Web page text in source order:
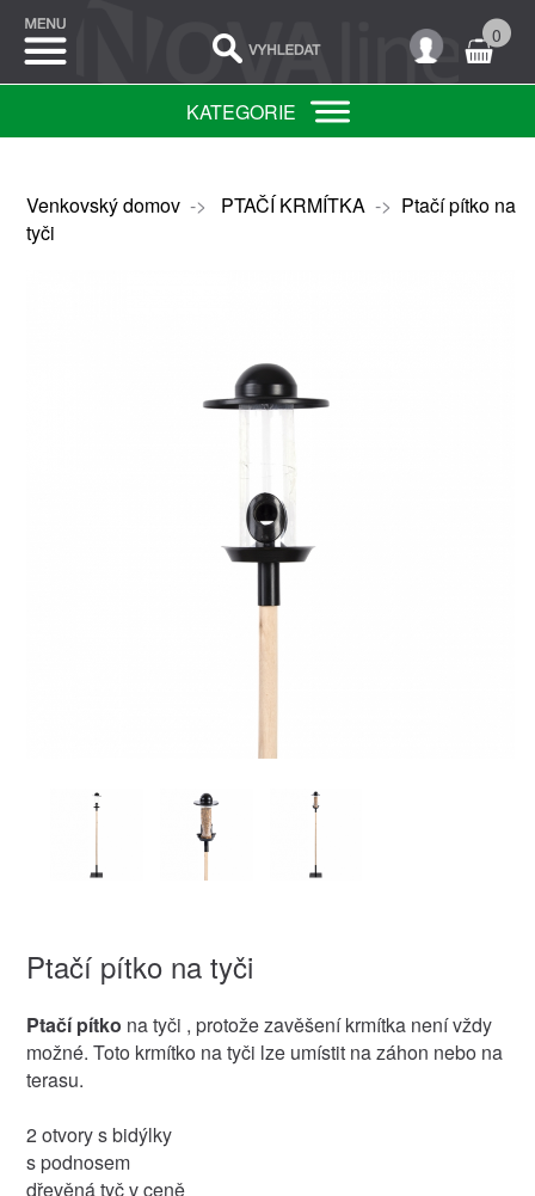
0
KATEGORIE
Venkovský domov-> PTAČÍ KRMÍTKA-> Ptačí pítko na
tyči
Ptačí pítko na tyči
Ptačí pítko na tyči , protože zavěšení krmítka není vždy
možné. Toto krmítko na tyči lze umístit na záhon nebo na
terasu.
2 otvory s bidýlky
s podnosem
dřevěná tyč v ceně